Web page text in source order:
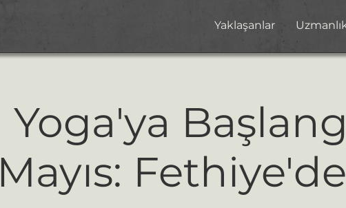
Yaklaşanlar
Yoga'ya
Mayıs: